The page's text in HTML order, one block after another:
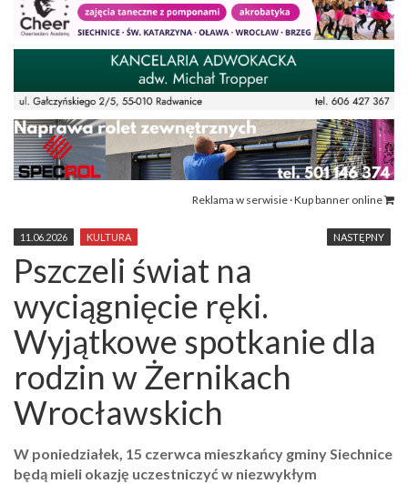
Reklama w serwisie · Kup banner online
NASTĘPNY
11.06.2026 KULTURA
Pszczeli świat na
wyciągnięcie ręki.
Wyjątkowe spotkanie dla
rodzin w Żernikach
Wrocławskich
W poniedziałek, 15 czerwca mieszkańcy gminy Siechnice
będą mieli okazję uczestniczyć w niezwykłym